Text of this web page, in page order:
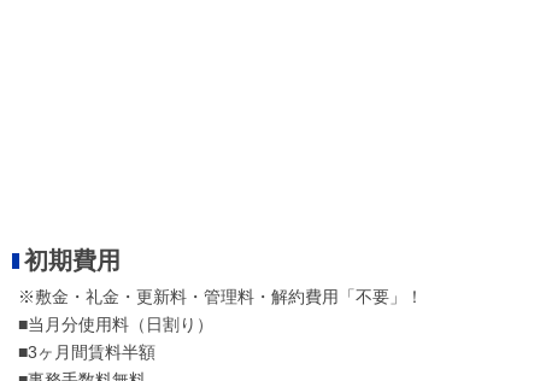
初期費用
※敷金・礼金・更新料・管理料・解約費用「不要」！
■当月分使用料（日割り）
■3ヶ月間賃料半額